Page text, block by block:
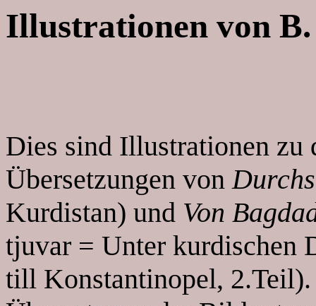
Illustrationen von
Dies sind Illustrationen zu
Übersetzungen von
Kurdistan) und Von
tjuvar = Unter kurdischen
till Konstantinopel,